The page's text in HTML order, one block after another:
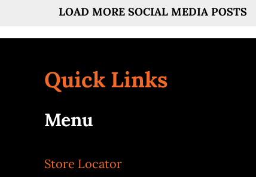
LOAD MORE SOCIAL MEDIA POSTS
Quick Links
Menu
Store Locator